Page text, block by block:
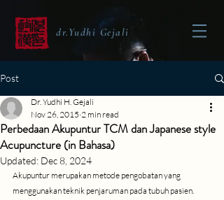
dr.Yudhi Gejali
Post
Perbedaan Akupuntur TCM dan Japanese style
Acupuncture (in Bahasa)
Dr. Yudhi H. Gejali
Nov 26, 2015 2 min read
Updated: Dec 8, 2024
Akupuntur merupakan metode pengobatan yang
menggunakan teknik penjaruman pada tubuh pasien.